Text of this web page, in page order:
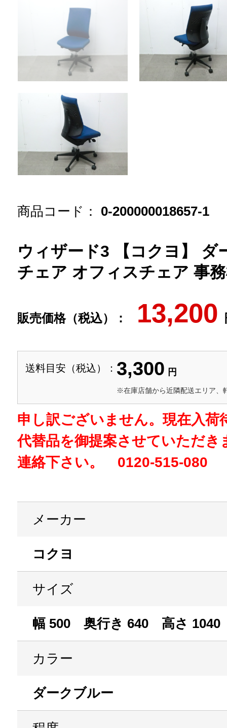
商品コード： 0-200000018657-1
ウィザード3 【コクヨ】 ダ
チェア オフィスチェア 事
販売価格（税込）： 13,200
送料目安（税込）： 3,300 円
※在庫店舗から近隣配送エリア、
申し訳ございません。現在入荷
代替品を御提案させていただき
連絡下さい。 0120-515-080
メーカー
コクヨ
サイズ
幅 500 奥行き 640 高さ 1040
カラー
ダークブルー